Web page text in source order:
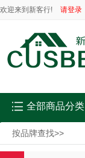
欢迎来到新客行! 请登录
按品牌查找>>
全部商品分类